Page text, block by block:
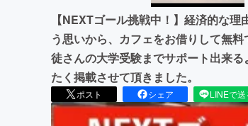
【NEXTゴール挑戦中！】経済的な
う思いから、カフェをお借りして無
徒さんの大学受験までサポート出来
たく掲載させて頂きました。
ポスト シェア LINEで送